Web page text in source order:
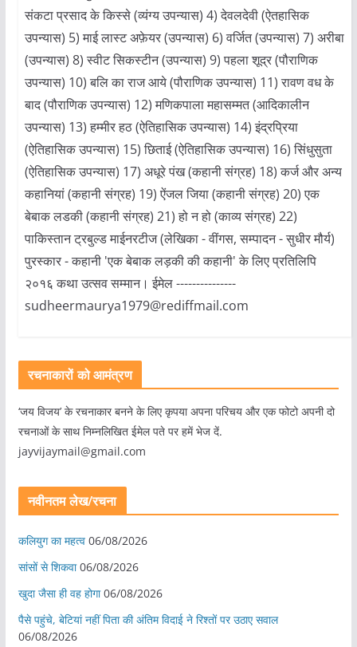
संकटा प्रसाद के किस्से (व्यंग्य उपन्यास) 4) देवलदेवी (ऐतहासिक
उपन्यास) 5) माई लास्ट अफ़ेयर (उपन्यास) 6) वर्जित (उपन्यास) 7) अरीबा
(उपन्यास) 8) स्वीट सिकस्टीन (उपन्यास) 9) पहला शूद्र (पौराणिक
उपन्यास) 10) बलि का राज आये (पौराणिक उपन्यास) 11) रावण वध के
बाद (पौराणिक उपन्यास) 12) मणिकपाला महासम्मत (आदिकालीन
उपन्यास) 13) हम्मीर हठ (ऐतिहासिक उपन्यास) 14) इंद्रप्रिया
(ऐतिहासिक उपन्यास) 15) छिताई (ऐतिहासिक उपन्यास) 16) सिंधुसुता
(ऐतिहासिक उपन्यास) 17) अधूरे पंख (कहानी संग्रह) 18) कर्ज और अन्य
कहानियां (कहानी संग्रह) 19) ऐंजल जिया (कहानी संग्रह) 20) एक
बेबाक लडकी (कहानी संग्रह) 21) हो न हो (काव्य संग्रह) 22)
पाकिस्तान ट्रबुल्ड माईनरटीज (लेखिका - वींगस, सम्पादन - सुधीर मौर्य)
पुरस्कार - कहानी 'एक बेबाक लड़की की कहानी' के लिए प्रतिलिपि
२०१६ कथा उत्सव सम्मान। ईमेल ---------------
sudheermaurya1979@rediffmail.com
रचनाकारों को आमंत्रण
‘जय विजय’ के रचनाकार बनने के लिए कृपया अपना परिचय और एक फोटो अपनी दो
रचनाओं के साथ निम्नलिखित ईमेल पते पर हमें भेज दें.
jayvijaymail@gmail.com
नवीनतम लेख/रचना
कलियुग का महत्व 06/08/2026
सांसों से शिकवा 06/08/2026
खुदा जैसा ही वह होगा 06/08/2026
पैसे पहुंचे, बेटियां नहीं पिता की अंतिम विदाई ने रिश्तों पर उठाए सवाल
06/08/2026